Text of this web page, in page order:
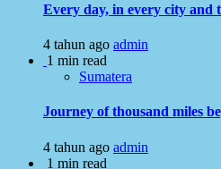
Every day, in every city and
4 tahun ago admin
1 min read
Sumatera
Journey of thousand miles
4 tahun ago admin
1 min read